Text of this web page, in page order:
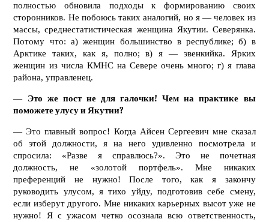
полностью обновила подходы к формированию своих
сторонников. Не побоюсь таких аналогий, но я — человек из
массы, среднестатистическая женщина Якутии. Северянка.
Потому что: а) женщин большинство в республике; б) в
Арктике таких, как я, полно; в) я — эвенкийка. Ярких
женщин из числа КМНС на Севере очень много; г) я глава
района, управленец.
— Это же пост не для галочки! Чем на практике вы
поможете улусу и Якутии?
— Это главный вопрос! Когда Айсен Сергеевич мне сказал
об этой должности, я на него удивленно посмотрела и
спросила: «Разве я справлюсь?». Это не почетная
должность, не «золотой портфель». Мне никаких
преференций не нужно! После того, как я закончу
руководить улусом, я тихо уйду, подготовив себе смену,
если изберут другого. Мне никаких карьерных высот уже не
нужно! Я с ужасом четко осознала всю ответственность,